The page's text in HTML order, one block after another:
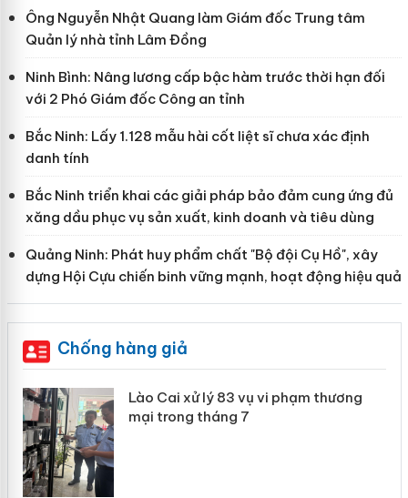
Ông Nguyễn Nhật Quang làm Giám đốc Trung tâm
Quản lý nhà tỉnh Lâm Đồng
Ninh Bình: Nâng lương cấp bậc hàm trước thời hạn đối
với 2 Phó Giám đốc Công an tỉnh
Bắc Ninh: Lấy 1.128 mẫu hài cốt liệt sĩ chưa xác định
danh tính
Bắc Ninh triển khai các giải pháp bảo đảm cung ứng đủ
xăng dầu phục vụ sản xuất, kinh doanh và tiêu dùng
Quảng Ninh: Phát huy phẩm chất "Bộ đội Cụ Hồ", xây
dựng Hội Cựu chiến binh vững mạnh, hoạt động hiệu quả
Chống hàng giả
Lào Cai xử lý 83 vụ vi phạm thương
mại trong tháng 7